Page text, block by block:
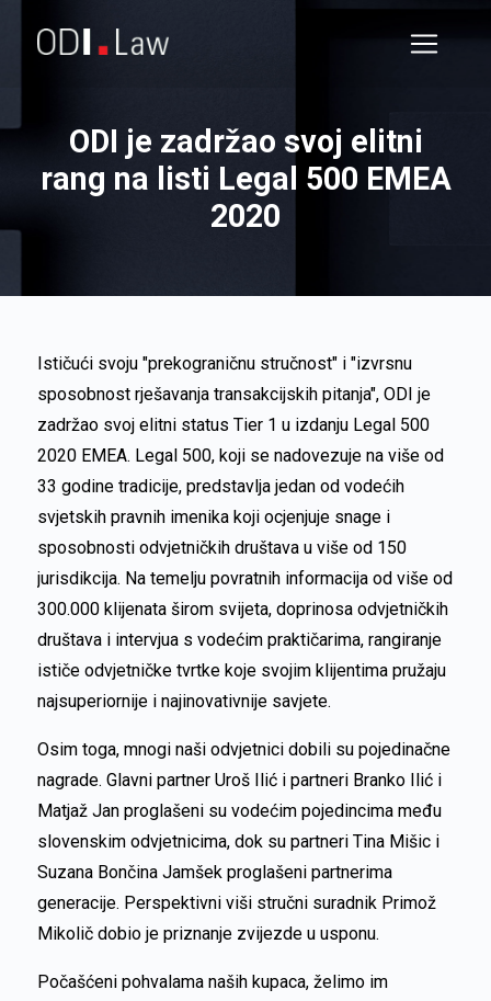
ODI je zadržao svoj elitni
rang na listi Legal 500 EMEA
2020
Ističući svoju "prekograničnu stručnost" i "izvrsnu
sposobnost rješavanja transakcijskih pitanja", ODI je
zadržao svoj elitni status Tier 1 u izdanju Legal 500
2020 EMEA. Legal 500, koji se nadovezuje na više od
33 godine tradicije, predstavlja jedan od vodećih
svjetskih pravnih imenika koji ocjenjuje snage i
sposobnosti odvjetničkih društava u više od 150
jurisdikcija. Na temelju povratnih informacija od više od
300.000 klijenata širom svijeta, doprinosa odvjetničkih
društava i intervjua s vodećim praktičarima, rangiranje
ističe odvjetničke tvrtke koje svojim klijentima pružaju
najsuperiornije i najinovativnije savjete.
Osim toga, mnogi naši odvjetnici dobili su pojedinačne
nagrade. Glavni partner Uroš Ilić i partneri Branko Ilić i
Matjaž Jan proglašeni su vodećim pojedincima među
slovenskim odvjetnicima, dok su partneri Tina Mišic i
Suzana Bončina Jamšek proglašeni partnerima
generacije. Perspektivni viši stručni suradnik Primož
Mikolič dobio je priznanje zvijezde u usponu.
Počašćeni pohvalama naših kupaca, želimo im